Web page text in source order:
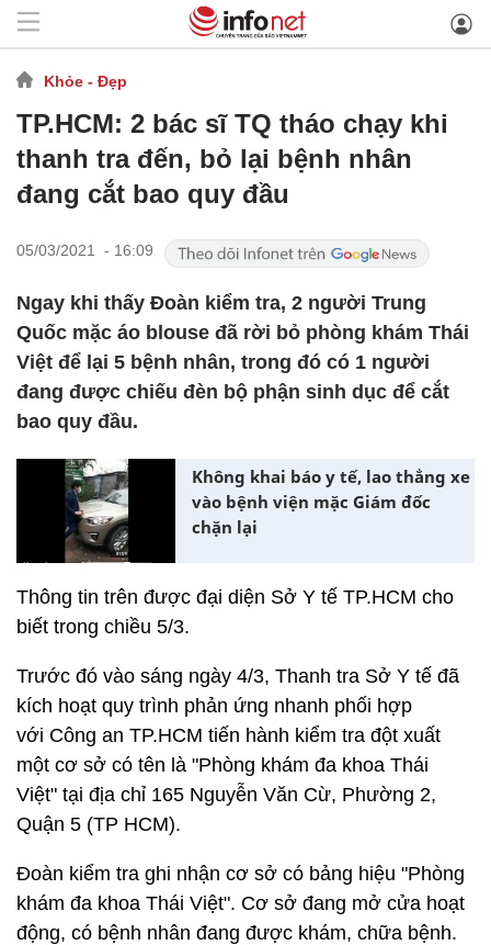
Khỏe - Đẹp
TP.HCM: 2 bác sĩ TQ tháo chạy khi
thanh tra đến, bỏ lại bệnh nhân
đang cắt bao quy đầu
05/03/2021 - 16:09
Ngay khi thấy Đoàn kiểm tra, 2 người Trung
Quốc mặc áo blouse đã rời bỏ phòng khám Thái
Việt để lại 5 bệnh nhân, trong đó có 1 người
đang được chiếu đèn bộ phận sinh dục để cắt
bao quy đầu.
Không khai báo y tế, lao thẳng xe
vào bệnh viện mặc Giám đốc
chặn lại
Thông tin trên được đại diện Sở Y tế TP.HCM cho
biết trong chiều 5/3.
Trước đó vào sáng ngày 4/3, Thanh tra Sở Y tế đã
kích hoạt quy trình phản ứng nhanh phối hợp
với Công an TP.HCM tiến hành kiểm tra đột xuất
một cơ sở có tên là "Phòng khám đa khoa Thái
Việt" tại địa chỉ 165 Nguyễn Văn Cừ, Phường 2,
Quận 5 (TP HCM).
Đoàn kiểm tra ghi nhận cơ sở có bảng hiệu "Phòng
khám đa khoa Thái Việt". Cơ sở đang mở cửa hoạt
động, có bệnh nhân đang được khám, chữa bệnh.